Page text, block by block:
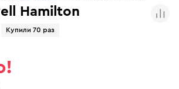
Hamilton
Купили 70 раз